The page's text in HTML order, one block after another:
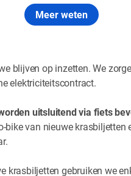
Meer weten
blijven op inzetten. We
elektriciteitscontract.
uitsluitend via fiets
van nieuwe
krasbiljetten gebruiken we